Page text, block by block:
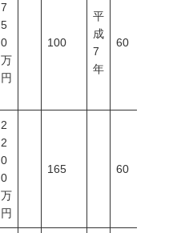
7
5
0
万
円
100
平
成
7
年
60
2
2
0
0
万
円
165 60